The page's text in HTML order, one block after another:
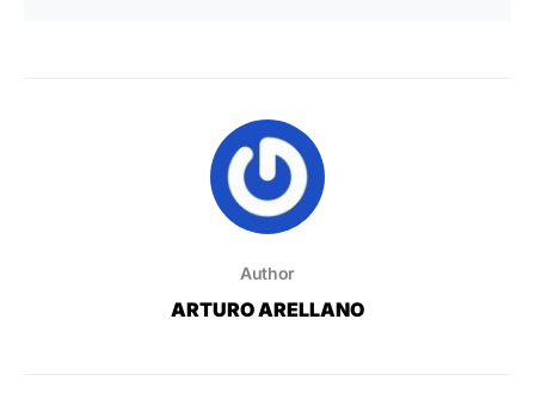
Author
ARTURO ARELLANO